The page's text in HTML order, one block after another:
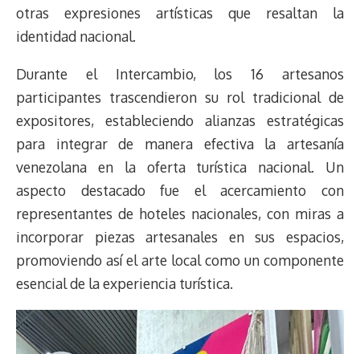
otras expresiones artísticas que resaltan la
identidad nacional.
Durante el Intercambio, los 16 artesanos
participantes trascendieron su rol tradicional de
expositores, estableciendo alianzas estratégicas
para integrar de manera efectiva la artesanía
venezolana en la oferta turística nacional. Un
aspecto destacado fue el acercamiento con
representantes de hoteles nacionales, con miras a
incorporar piezas artesanales en sus espacios,
promoviendo así el arte local como un componente
esencial de la experiencia turística.